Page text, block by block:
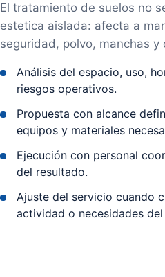
El tratamiento de suelos no
estetica aislada: afecta a
seguridad, polvo, manchas y
Análisis del espacio, uso,
riesgos operativos.
Propuesta con alcance
equipos y materiales
Ejecución con personal
del resultado.
Ajuste del servicio cuando
actividad o necesidades